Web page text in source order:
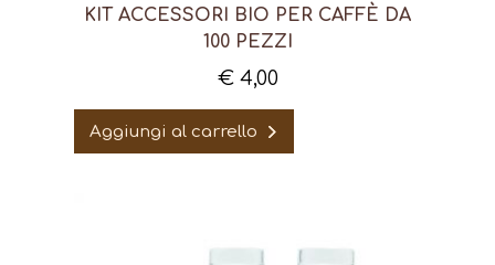
KIT ACCESSORI BIO PER CAFFÈ DA
100 PEZZI
€4,00
Aggiungi al carrello